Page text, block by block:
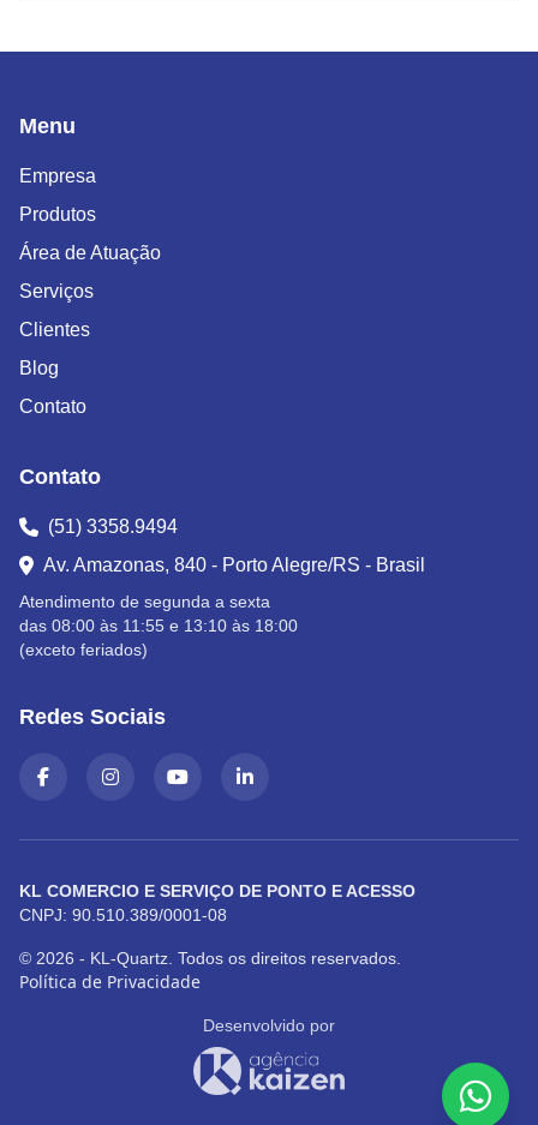
Menu
Empresa
Produtos
Área de Atuação
Serviços
Clientes
Blog
Contato
Contato
(51) 3358.9494
Av. Amazonas, 840 - Porto Alegre/RS - Brasil
Atendimento de segunda a sexta
das 08:00 às 11:55 e 13:10 às 18:00
(exceto feriados)
Redes Sociais
KL COMERCIO E SERVIÇO DE PONTO E ACESSO
CNPJ: 90.510.389/0001-08
© 2026 - KL-Quartz. Todos os direitos reservados.
Política de Privacidade
Desenvolvido por